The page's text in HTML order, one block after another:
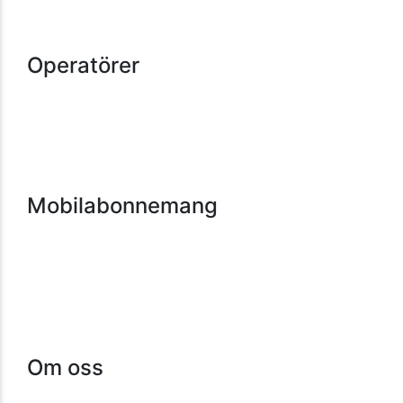
täckning är därmed god.
Operatörer
Mobilabonnemang
Om oss